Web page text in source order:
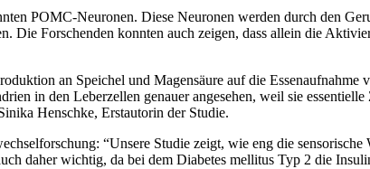
POMC-Neuronen. Diese Neuronen werden durch den
Die Forschenden konnten auch zeigen, dass allein die
an Speichel und Magensäure auf die
in den Leberzellen genauer angesehen, weil sie
Henschke, Erstautorin der Studie.
“Unsere Studie zeigt, wie eng die
daher wichtig, da bei dem Diabetes mellitus Typ 2 die